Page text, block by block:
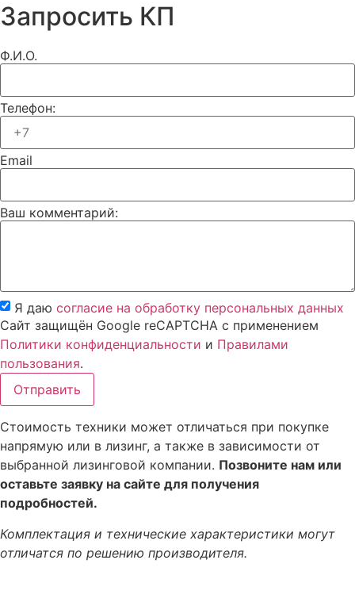
Запросить КП
Ф.И.О.
Телефон:
Email
Ваш комментарий:
Я даю согласие на обработку персональных данных
Сайт защищён Google reCAPTCHA с применением
Политики конфиденциальности и Правилами
пользования.
Отправить
Стоимость техники может отличаться при покупке
напрямую или в лизинг, а также в зависимости от
выбранной лизинговой компании. Позвоните нам или
оставьте заявку на сайте для получения
подробностей.
Комплектация и технические характеристики могут
отличатся по решению производителя.